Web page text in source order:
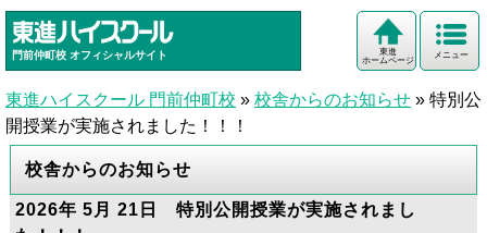
門前仲町校 オフィシャルサイト メニュー
東進
ホームページ
東進ハイスクール 門前仲町校 » 校舎からのお知らせ » 特別公
開授業が実施されました！！！
校舎からのお知らせ
2026年 5月 21日 特別公開授業が実施されまし